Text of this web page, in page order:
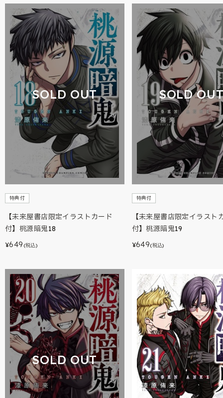
SOLD OUT
特典付
【未来屋書店限定イラストカード
付】桃源暗鬼18
¥649 (税込)
SOLD
特典付
【未来屋書店限定イラスト
付】桃源暗鬼19
¥649(税込)
SOLD OUT